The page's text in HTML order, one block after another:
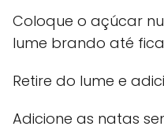
Coloque o açúcar
lume brando até
Retire do lume e
Adicione as natas